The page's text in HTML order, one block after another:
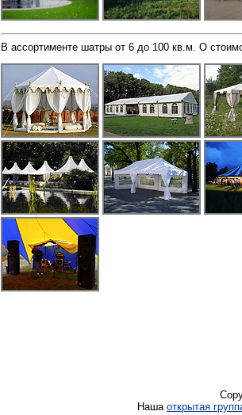
В ассортименте шатры от 6 до 100 кв.м. О
Наша открытая